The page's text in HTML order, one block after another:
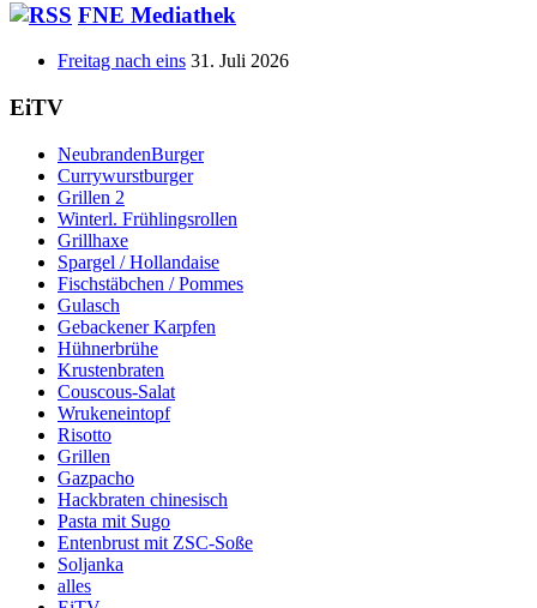
FNE Mediathek
Freitag nach eins 31. Juli 2026
EiTV
NeubrandenBurger
Currywurstburger
Grillen 2
Winterl. Frühlingsrollen
Grillhaxe
Spargel / Hollandaise
Fischstäbchen / Pommes
Gulasch
Gebackener Karpfen
Hühnerbrühe
Krustenbraten
Couscous-Salat
Wrukeneintopf
Risotto
Grillen
Gazpacho
Hackbraten chinesisch
Pasta mit Sugo
Entenbrust mit ZSC-Soße
Soljanka
alles